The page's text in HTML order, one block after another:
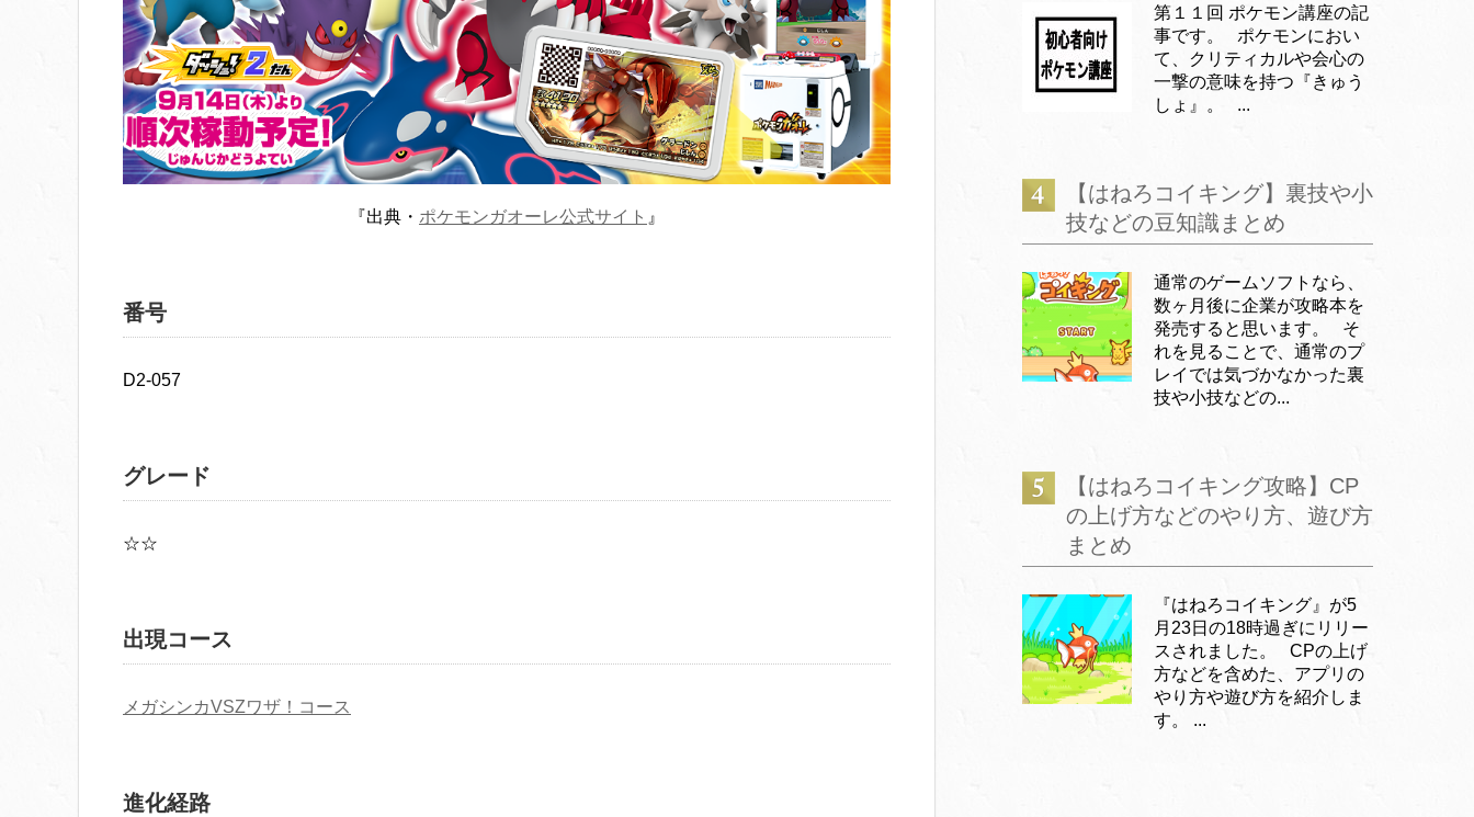
『出典・ ポケモンガオーレ公式サイト 』
番号
D2-057
グレード
☆☆
出現コース
メガシンカVSZワザ！コース
進化経路
第１１回 ポケモン講座の記
事です。 ポケモンにおい
て、クリティカルや会心の
一撃の意味を持つ『きゅう
しょ』。 ...
【はねろコイキング】裏技や小
技などの豆知識まとめ
通常のゲームソフトなら、
数ヶ月後に企業が攻略本を
発売すると思います。 そ
れを見ることで、通常のプ
レイでは気づかなかった裏
技や小技などの...
【はねろコイキング攻略】CP
の上げ方などのやり方、遊び方
まとめ
『はねろコイキング』が5
月23日の18時過ぎにリリー
スされました。 CPの上げ
方などを含めた、アプリの
やり方や遊び方を紹介しま
す。 ...